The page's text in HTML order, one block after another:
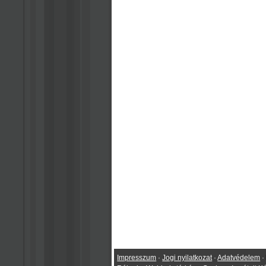
Impresszum ·Jogi nyilatkozat ·Adatvédelem ·